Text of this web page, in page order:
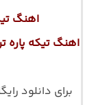
اهنگ
اهنگ تیکه پاره
برای دانلود